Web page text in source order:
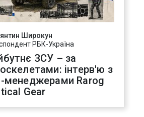
Широкун
РБК-Україна
ЗСУ – за
інтерв'ю з
менеджерами Rarog
Gear